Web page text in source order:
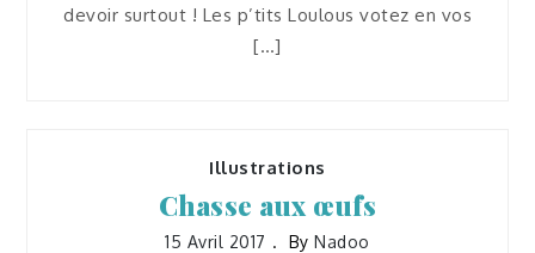
devoir surtout ! Les p’tits Loulous votez en vos
[…]
Illustrations
Chasse aux œufs
15 Avril 2017 ByNadoo